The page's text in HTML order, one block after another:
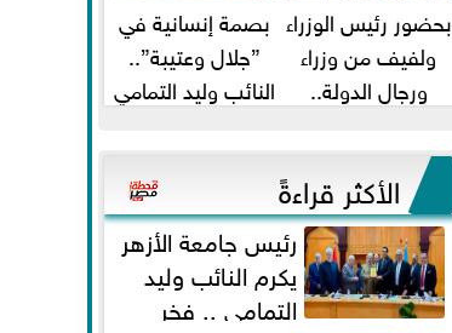
بحضور رئيس الوزراء
ولفيف من وزراء
ورجال الدولة..
ومحمد...
بصمة إنسانية في
”جلال وعتيبة”..
النائب وليد التمامي
شيحة يداويان...
الأكثر قراءةً
رئيس جامعة الأزهر
يكرم النائب وليد
التمامي .. فخر